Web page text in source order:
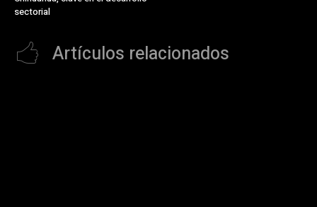
sectorial
Artículos relacionados